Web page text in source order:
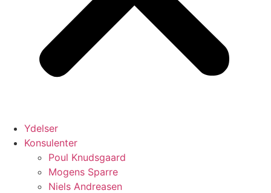
Ydelser
Konsulenter
Poul Knudsgaard
Mogens Sparre
Niels Andreasen